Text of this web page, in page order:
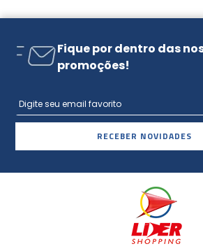
Fique por dentro das
promoções!
RECEBER NOVIDADES